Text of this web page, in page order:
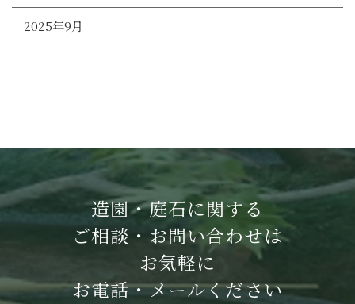
2025年9月
造園・庭石に関する
ご相談・お問い合わせは
お気軽に
お電話・メールください